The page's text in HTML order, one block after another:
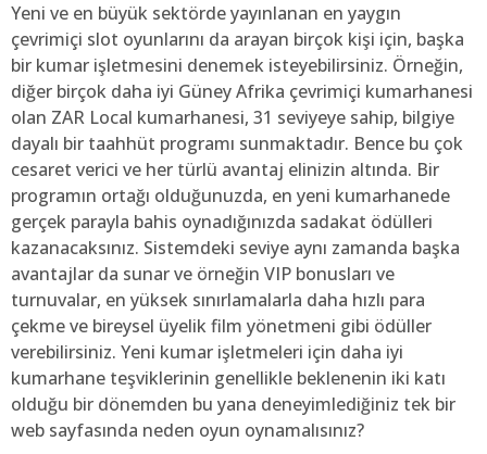
Yeni ve en büyük sektörde yayınlanan en yaygın
çevrimiçi slot oyunlarını da arayan birçok kişi için, başka
bir kumar işletmesini denemek isteyebilirsiniz. Örneğin,
diğer birçok daha iyi Güney Afrika çevrimiçi kumarhanesi
olan ZAR Local kumarhanesi, 31 seviyeye sahip, bilgiye
dayalı bir taahhüt programı sunmaktadır. Bence bu çok
cesaret verici ve her türlü avantaj elinizin altında. Bir
programın ortağı olduğunuzda, en yeni kumarhanede
gerçek parayla bahis oynadığınızda sadakat ödülleri
kazanacaksınız. Sistemdeki seviye aynı zamanda başka
avantajlar da sunar ve örneğin VIP bonusları ve
turnuvalar, en yüksek sınırlamalarla daha hızlı para
çekme ve bireysel üyelik film yönetmeni gibi ödüller
verebilirsiniz. Yeni kumar işletmeleri için daha iyi
kumarhane teşviklerinin genellikle beklenenin iki katı
olduğu bir dönemden bu yana deneyimlediğiniz tek bir
web sayfasında neden oyun oynamalısınız?